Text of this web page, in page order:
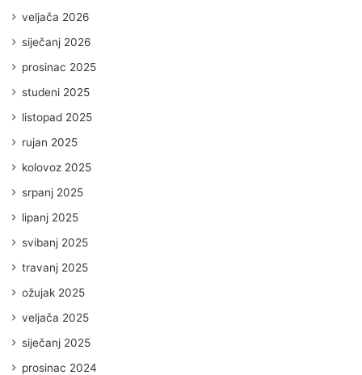
veljača 2026
siječanj 2026
prosinac 2025
studeni 2025
listopad 2025
rujan 2025
kolovoz 2025
srpanj 2025
lipanj 2025
svibanj 2025
travanj 2025
ožujak 2025
veljača 2025
siječanj 2025
prosinac 2024